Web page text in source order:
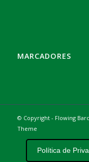
MARCADORES
© Copyright - Flowing
Theme
Política de